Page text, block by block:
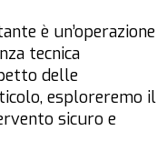
è un’operazione
tecnica
delle
esploreremo il
sicuro e